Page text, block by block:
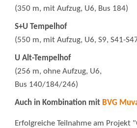
(350 m, mit Aufzug, U6, Bus 184)
S+U Tempelhof
(550 m, mit Aufzug, U6, S9, S41-
U Alt-Tempelhof
(256 m, ohne Aufzug, U6,
Bus 140/184/246)
Auch in Kombination mit BVG
Erfolgreiche Teilnahme am Projekt